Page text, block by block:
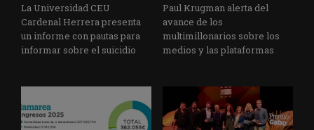
La Universidad CEU
Cardenal Herrera presenta
un informe con pautas para
informar sobre el suicidio
Paul Krugman alerta del
avance de los
multimillonarios sobre los
medios y las plataformas